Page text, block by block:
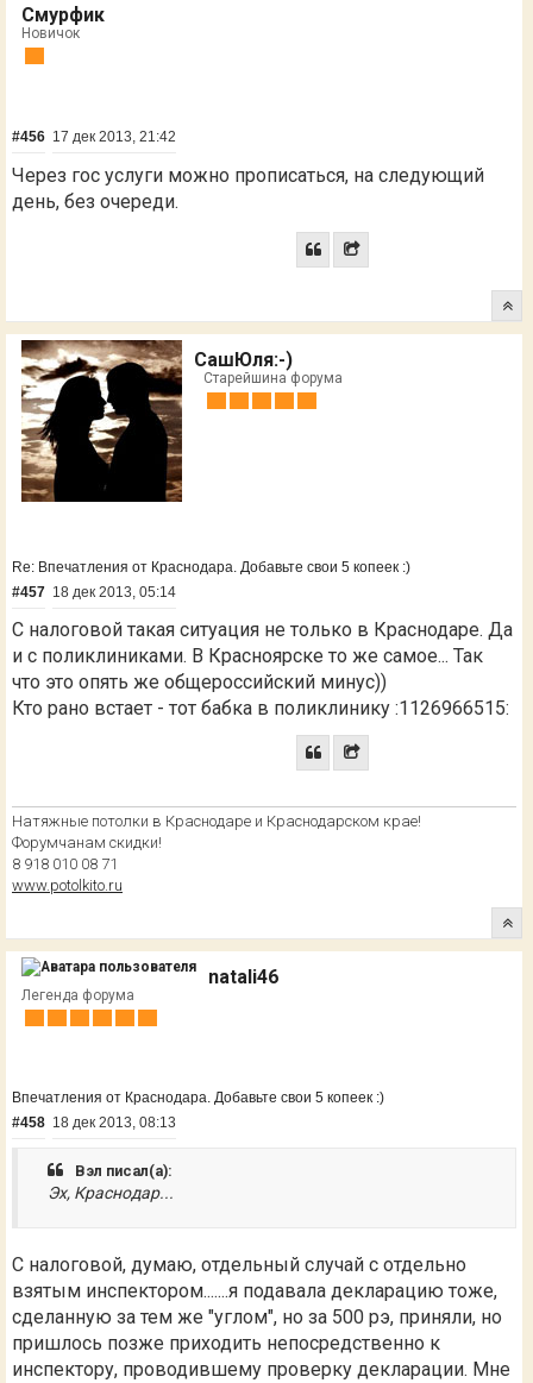
Смурфик
Новичок
#456 17 дек 2013, 21:42
Через гос услуги можно прописаться, на следующий
день, без очереди.
СашЮля:-)
Старейшина форума
Re: Впечатления от Краснодара. Добавьте свои 5 копеек :)
#457 18 дек 2013, 05:14
С налоговой такая ситуация не только в Краснодаре. Да
и с поликлиниками. В Красноярске то же самое... Так
что это опять же общероссийский минус))
Кто рано встает - тот бабка в поликлинику :1126966515:
Натяжные потолки в Краснодаре и Краснодарском крае!
Форумчанам скидки!
8 918 010 08 71
www.potolkito.ru
natali46
Легенда форума
Впечатления от Краснодара. Добавьте свои 5 копеек :)
#458 18 дек 2013, 08:13
Вэл писал(а):
Эх, Краснодар...
С налоговой, думаю, отдельный случай с отдельно
взятым инспектором.......я подавала декларацию тоже,
сделанную за тем же "углом", но за 500 рэ, приняли, но
пришлось позже приходить непосредственно к
инспектору, проводившему проверку декларации. Мне